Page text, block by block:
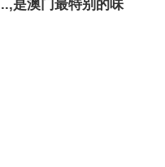
是澳门最特别的味